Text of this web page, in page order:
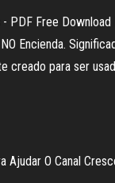
PDF Free Download
Encienda.
creado para ser
O Canal